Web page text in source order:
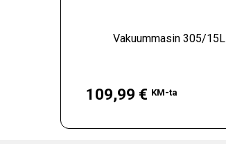
Vakuummasin 305/15L
109,99 € KM-ta